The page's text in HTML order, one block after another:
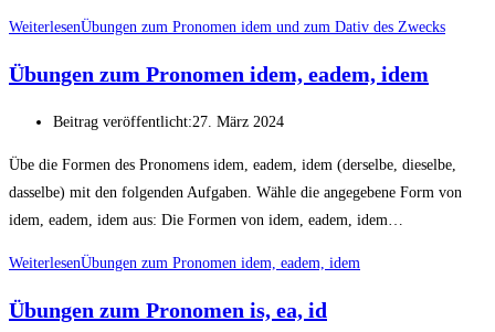
WeiterlesenÜbungen zum Pronomen idem und zum Dativ des Zwecks
Übungen zum Pronomen idem, eadem, idem
Beitrag veröffentlicht:27. März 2024
Übe die Formen des Pronomens idem, eadem, idem (derselbe, dieselbe,
dasselbe) mit den folgenden Aufgaben. Wähle die angegebene Form von
idem, eadem, idem aus: Die Formen von idem, eadem, idem…
WeiterlesenÜbungen zum Pronomen idem, eadem, idem
Übungen zum Pronomen is, ea, id